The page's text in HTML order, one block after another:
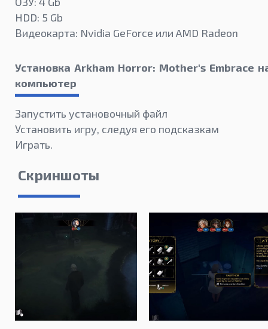
HDD: 5 Gb
Видеокарта: Nvidia GeForce или AMD Radeon
Установка Arkham Horror: Mother's Embrace
компьютер
Запустить установочный файл
Установить игру, следуя его подсказкам
Играть.
Скриншоты